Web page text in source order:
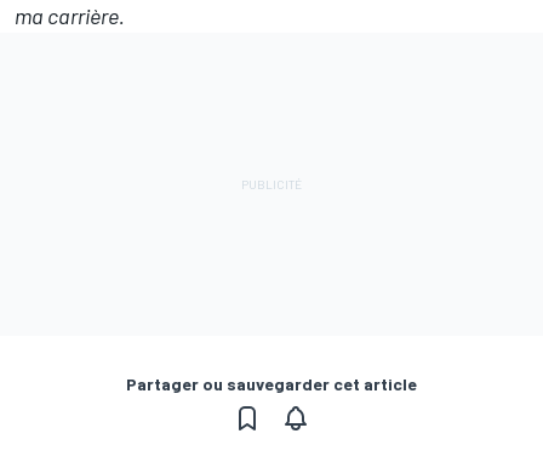
ma carrière.
Partager ou sauvegarder cet article